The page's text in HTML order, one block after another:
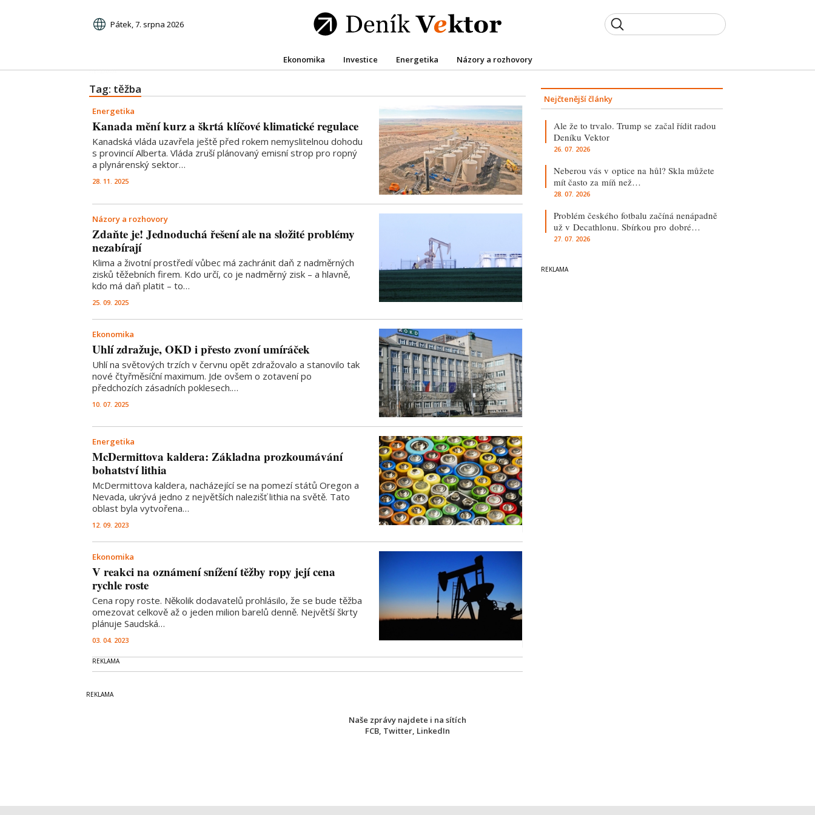
Pátek, 7. srpna 2026
Ekonomika Investice Energetika Názory a rozhovory
Tag: těžba
Energetika
Kanada mění kurz a škrtá klíčové klimatické regulace
Kanadská vláda uzavřela ještě před rokem nemyslitelnou dohodu
s provincií Alberta. Vláda zruší plánovaný emisní strop pro ropný
a plynárenský sektor…
28. 11. 2025
Názory a rozhovory
Zdaňte je! Jednoduchá řešení ale na složité problémy
nezabírají
Klima a životní prostředí vůbec má zachránit daň z nadměrných
zisků těžebních firem. Kdo určí, co je nadměrný zisk – a hlavně,
kdo má daň platit – to…
25. 09. 2025
Ekonomika
Uhlí zdražuje, OKD i přesto zvoní umíráček
Uhlí na světových trzích v červnu opět zdražovalo a stanovilo tak
nové čtyřměsíční maximum. Jde ovšem o zotavení po
předchozích zásadních poklesech.…
10. 07. 2025
Energetika
McDermittova kaldera: Základna prozkoumávání
bohatství lithia
McDermittova kaldera, nacházející se na pomezí států Oregon a
Nevada, ukrývá jedno z největších nalezišť lithia na světě. Tato
oblast byla vytvořena…
12. 09. 2023
Ekonomika
V reakci na oznámení snížení těžby ropy její cena
rychle roste
Cena ropy roste. Několik dodavatelů prohlásilo, že se bude těžba
omezovat celkově až o jeden milion barelů denně. Největší škrty
plánuje Saudská…
03. 04. 2023
Nejčtenější články
Ale že to trvalo. Trump se začal řídit radou
Deníku Vektor
26. 07. 2026
Neberou vás v optice na hůl? Skla můžete
mít často za míň než…
28. 07. 2026
Problém českého fotbalu začíná nenápadně
už v Decathlonu. Sbírkou pro dobré…
27. 07. 2026
Naše zprávy najdete i na sítích
FCB, Twitter, LinkedIn